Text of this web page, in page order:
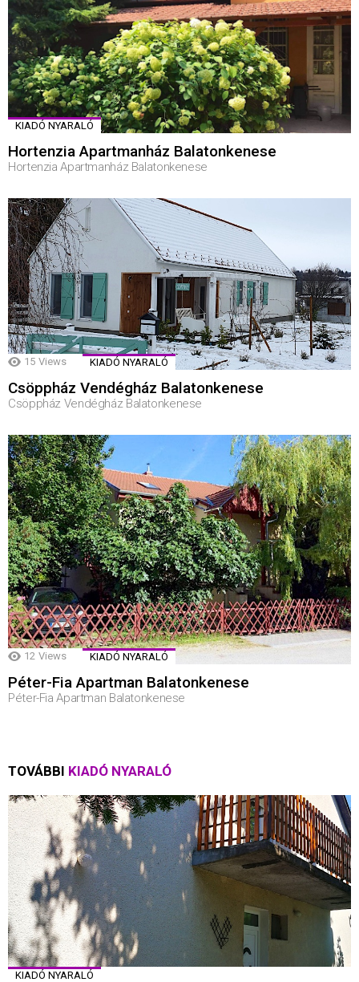
KIADÓ NYARALÓ
Hortenzia Apartmanház Balatonkenese
Hortenzia Apartmanház Balatonkenese
15 Views KIADÓ NYARALÓ
Csöppház Vendégház Balatonkenese
Csöppház Vendégház Balatonkenese
12 Views KIADÓ NYARALÓ
Péter-Fia Apartman Balatonkenese
Péter-Fia Apartman Balatonkenese
TOVÁBBI KIADÓ NYARALÓ
KIADÓ NYARALÓ